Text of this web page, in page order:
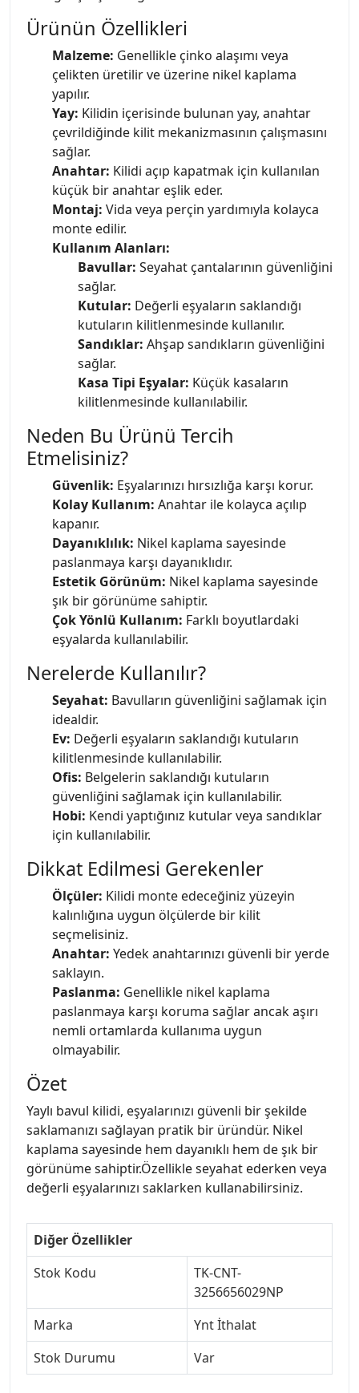
Ürünün Özellikleri
Malzeme: Genellikle çinko alaşımı veya
çelikten üretilir ve üzerine nikel kaplama
yapılır.
Yay: Kilidin içerisinde bulunan yay, anahtar
çevrildiğinde kilit mekanizmasının çalışmasını
sağlar.
Anahtar: Kilidi açıp kapatmak için kullanılan
küçük bir anahtar eşlik eder.
Montaj: Vida veya perçin yardımıyla kolayca
monte edilir.
Kullanım Alanları:
Bavullar: Seyahat çantalarının güvenliğini
sağlar.
Kutular: Değerli eşyaların saklandığı
kutuların kilitlenmesinde kullanılır.
Sandıklar: Ahşap sandıkların güvenliğini
sağlar.
Kasa Tipi Eşyalar: Küçük kasaların
kilitlenmesinde kullanılabilir.
Neden Bu Ürünü Tercih
Etmelisiniz?
Güvenlik: Eşyalarınızı hırsızlığa karşı korur.
Kolay Kullanım: Anahtar ile kolayca açılıp
kapanır.
Dayanıklılık: Nikel kaplama sayesinde
paslanmaya karşı dayanıklıdır.
Estetik Görünüm: Nikel kaplama sayesinde
şık bir görünüme sahiptir.
Çok Yönlü Kullanım: Farklı boyutlardaki
eşyalarda kullanılabilir.
Nerelerde Kullanılır?
Seyahat: Bavulların güvenliğini sağlamak için
idealdir.
Ev: Değerli eşyaların saklandığı kutuların
kilitlenmesinde kullanılabilir.
Ofis: Belgelerin saklandığı kutuların
güvenliğini sağlamak için kullanılabilir.
Hobi: Kendi yaptığınız kutular veya sandıklar
için kullanılabilir.
Dikkat Edilmesi Gerekenler
Ölçüler: Kilidi monte edeceğiniz yüzeyin
kalınlığına uygun ölçülerde bir kilit
seçmelisiniz.
Anahtar: Yedek anahtarınızı güvenli bir yerde
saklayın.
Paslanma: Genellikle nikel kaplama
paslanmaya karşı koruma sağlar ancak aşırı
nemli ortamlarda kullanıma uygun
olmayabilir.
Özet
Yaylı bavul kilidi, eşyalarınızı güvenli bir şekilde
saklamanızı sağlayan pratik bir üründür. Nikel
kaplama sayesinde hem dayanıklı hem de şık bir
görünüme sahiptir.Özellikle seyahat ederken veya
değerli eşyalarınızı saklarken kullanabilirsiniz.
Diğer Özellikler
Stok Kodu
TK-CNT-
3256656029NP
Marka
Ynt İthalat
Stok Durumu
Var